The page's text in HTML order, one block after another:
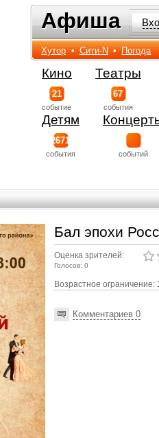
Афиша
Афиша
Хутор • Сити-N • Погода
Кино
21
событиe
Театры
67
события
Детям
2671
события событий
Бал эпохи
Оценка зрителей:
Голосов: 0
Возрастное ограничение:
Комментариев 0